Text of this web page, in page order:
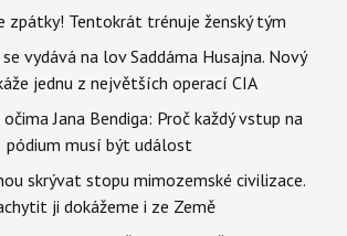
zpátky! Tentokrát trénuje ženský tým
vydává na lov Saddáma Husajna. Nový
jednu z největších operací CIA
Jana Bendiga: Proč každý vstup na
pódium musí být událost
skrývat stopu mimozemské civilizace.
ji dokážeme i ze Země